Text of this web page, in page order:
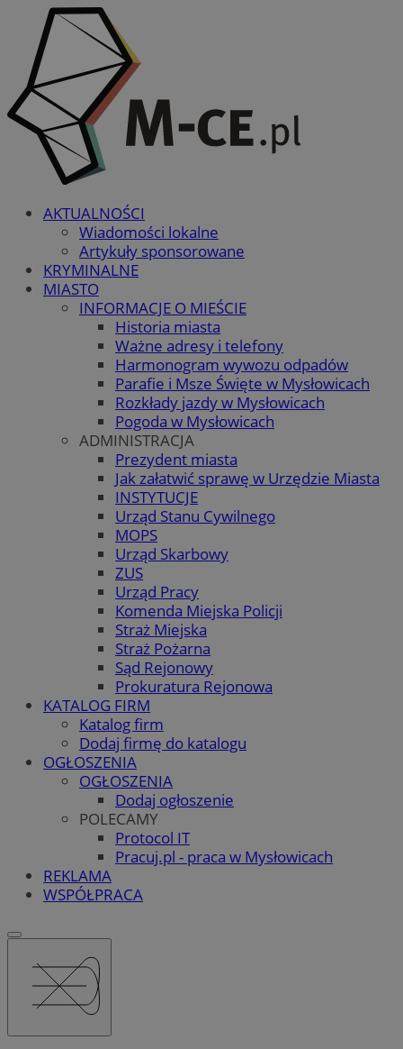
AKTUALNOŚCI
Wiadomości lokalne
Artykuły sponsorowane
KRYMINALNE
MIASTO
INFORMACJE O MIEŚCIE
Historia miasta
Ważne adresy i telefony
Harmonogram wywozu odpadów
Parafie i Msze Święte w Mysłowicach
Rozkłady jazdy w Mysłowicach
Pogoda w Mysłowicach
ADMINISTRACJA
Prezydent miasta
Jak załatwić sprawę w Urzędzie Miasta
INSTYTUCJE
Urząd Stanu Cywilnego
MOPS
Urząd Skarbowy
ZUS
Urząd Pracy
Komenda Miejska Policji
Straż Miejska
Straż Pożarna
Sąd Rejonowy
Prokuratura Rejonowa
KATALOG FIRM
Katalog firm
Dodaj firmę do katalogu
OGŁOSZENIA
OGŁOSZENIA
Dodaj ogłoszenie
POLECAMY
Protocol IT
Pracuj.pl - praca w Mysłowicach
REKLAMA
WSPÓŁPRACA